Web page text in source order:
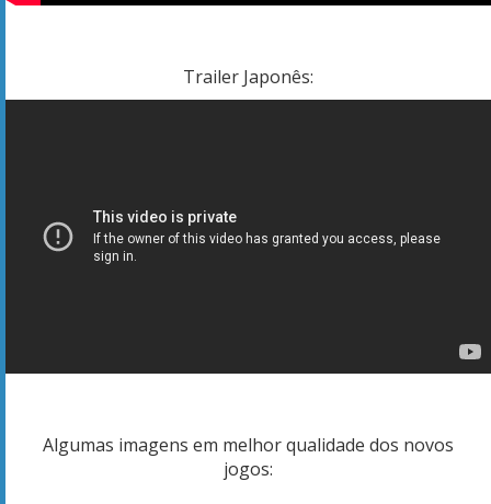
Trailer Japonês:
Algumas imagens em melhor qualidade dos novos
jogos: